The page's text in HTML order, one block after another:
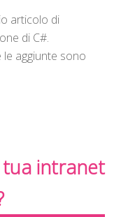
articolo di
di C#.
le aggiunte sono
intranet